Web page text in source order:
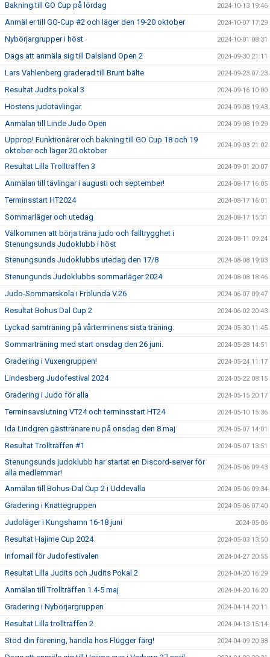
Bakning till GO Cup på lördag 2024-10-13 19:46
Anmäl er till GO-Cup #2 och läger den 19-20 oktober 2024-10-07 17:29
Nybörjargrupper i höst 2024-10-01 08:31
Dags att anmäla sig till Dalsland Open 2 2024-09-30 21:11
Lars Vahlenberg graderad till Brunt bälte 2024-09-23 07:23
Resultat Judits pokal 3 2024-09-16 10:00
Höstens judotävlingar 2024-09-08 19:43
Anmälan till Linde Judo Open 2024-09-08 19:29
Upprop! Funktionärer och bakning till GO Cup 18 och 19
oktober och läger 20 oktober
2024-09-03 21:02
Resultat Lilla Trollträffen 3 2024-09-01 20:07
Anmälan till tävlingar i augusti och september! 2024-08-17 16:05
Terminsstart HT2024 2024-08-17 16:01
Sommarläger och utedag 2024-08-17 15:31
Välkommen att börja träna judo och falltrygghet i
Stenungsunds Judoklubb i höst
2024-08-11 09:24
Stenungsunds Judoklubbs utedag den 17/8 2024-08-08 19:03
Stenungunds Judoklubbs sommarläger 2024 2024-08-08 18:46
Judo-Sommarskola i Frölunda V.26 2024-06-07 09:47
Resultat Bohus Dal Cup 2 2024-06-02 20:43
Lyckad samträning på vårterminens sista träning. 2024-05-30 11:45
Sommarträning med start onsdag den 26 juni. 2024-05-28 14:51
Gradering i Vuxengruppen! 2024-05-24 11:17
Lindesberg Judofestival 2024 2024-05-22 08:15
Gradering i Judo för alla 2024-05-15 20:17
Terminsavslutning VT24 och terminsstart HT24 2024-05-10 15:36
Ida Lindgren gästtränare nu på onsdag den 8 maj 2024-05-07 14:01
Resultat Trollträffen #1 2024-05-07 13:51
Stenungsunds judoklubb har startat en Discord-server för
alla medlemmar!
2024-05-06 09:43
Anmälan till Bohus-Dal Cup 2 i Uddevalla 2024-05-06 09:34
Gradering i Knattegruppen 2024-05-06 07:40
Judoläger i Kungshamn 16-18 juni 2024-05-06
Resultat Hajime Cup 2024 2024-05-03 13:50
Infomail för Judofestivalen 2024-04-27 20:55
Resultat Lilla Judits och Judits Pokal 2 2024-04-20 16:29
Anmälan till Trollträffen 1 4-5 maj 2024-04-20 16:20
Gradering i Nybörjargruppen 2024-04-14 20:11
Resultat Lilla trollträffen 2 2024-04-13 15:14
Stöd din förening, handla hos Flügger färg! 2024-04-09 20:38